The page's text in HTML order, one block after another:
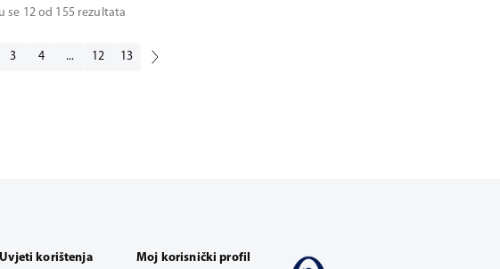
se 12 od 155 rezultata
3 4 ... 12 13
Uvjeti korištenja Moj korisnički profil